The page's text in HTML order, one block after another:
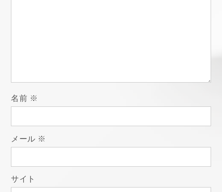
ン
名前 ※
メール ※
サイト